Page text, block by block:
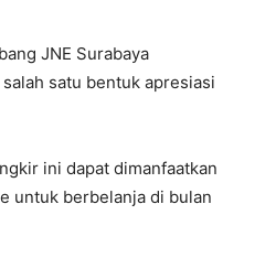
JNE Surabaya
satu bentuk apresiasi
ini dapat dimanfaatkan
untuk berbelanja di bulan